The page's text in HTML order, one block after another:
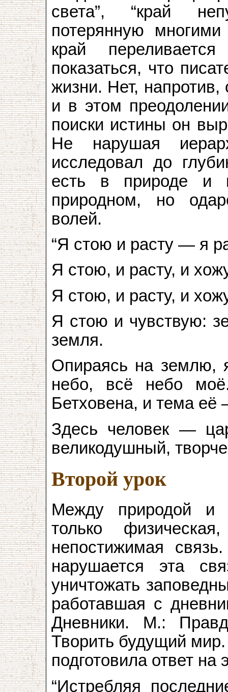
света”, “край
потерянную
край
показаться, что
жизни. Нет, напротив,
и в этом
поиски истины он
Не нарушая
исследовал до
есть в природе и
природном, но
волей.
“Я стою и расту — я
Я стою, и расту, и
Я стою, и расту, и
Я стою и чувствую:
земля.
Опираясь на землю,
небо, всё небо
Бетховена, и тема
Здесь человек —
великодушный,
Второй урок
Между природой и
только
непостижимая
нарушается эта
уничтожать
работавшая с
Дневники. М.:
Творить будущий
подготовила ответ на
“Истребляя